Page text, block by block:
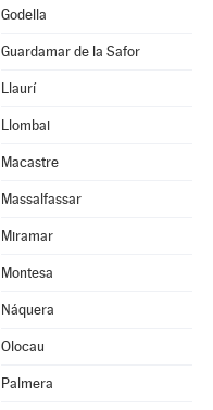
Godella
Guardamar de la Safor
Llaurí
Llombai
Macastre
Massalfassar
Miramar
Montesa
Náquera
Olocau
Palmera